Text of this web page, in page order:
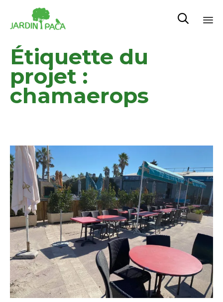

Étiquette du
projet :
chamaerops